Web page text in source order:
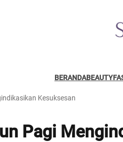
BERANDABEAUTY
Kesuksesan
Pagi